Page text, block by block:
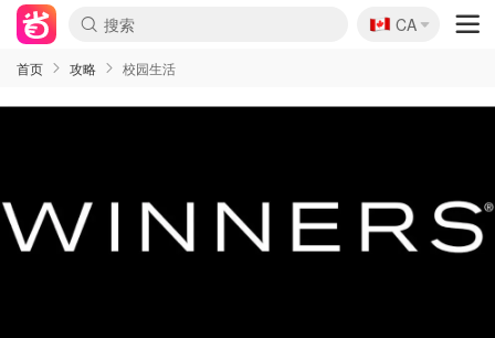
🇨🇦
CA
首页 攻略 校园生活